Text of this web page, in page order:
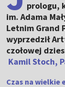
prologu,
im. Adama
Letnim Grand
wyprzedził
czołowej
Kamil Stoch,
Czas na wielkie